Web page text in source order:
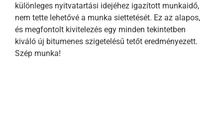
különleges nyitvatartási idejéhez igazított munkaidő,
nem tette lehetővé a munka siettetését. Ez az alapos,
és megfontolt kivitelezés egy minden tekintetben
kiváló új bitumenes szigetelésű tetőt eredményezett.
Szép munka!